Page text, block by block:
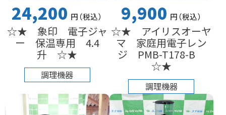
24,200 円（税込）
☆★ 象印 電子ジャ
ー 保温専用 4.4
升 ☆★
調理機器
9,900 円（税込）
☆★ アイリスオーヤ
マ 家庭用電子レン
ジ PMB-T178-B
☆★
調理機器